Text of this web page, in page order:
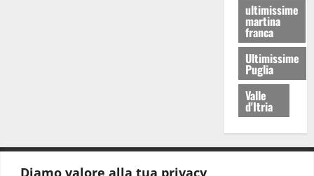
Diamo valore alla tua privacy
ultimissime
martina
franca
Ultimissime
Puglia
Valle
d'Itria